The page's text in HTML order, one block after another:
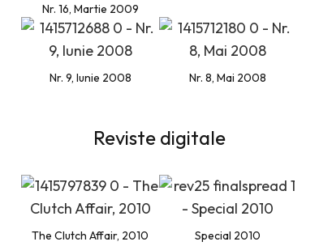
Nr. 16, Martie 2009
Nr. 9, Iunie 2008 Nr. 8, Mai 2008
Reviste digitale
The Clutch Affair, 2010 Special 2010